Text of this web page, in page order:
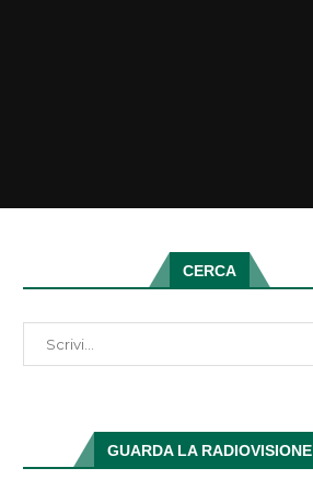
CERCA
GUARDA LA RADIOVISIONE